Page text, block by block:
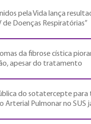
pela Vida lança
de Doenças Respiratórias”
da fibrose cística
apesar do tratamento
do sotatercepte
Arterial Pulmonar no SUS